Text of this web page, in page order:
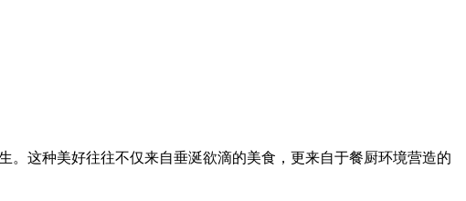
这种美好往往不仅来自垂涎欲滴的美食，更来自于餐厨环境营造的